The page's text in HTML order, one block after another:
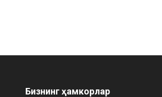
Бизнинг ҳамкорлар